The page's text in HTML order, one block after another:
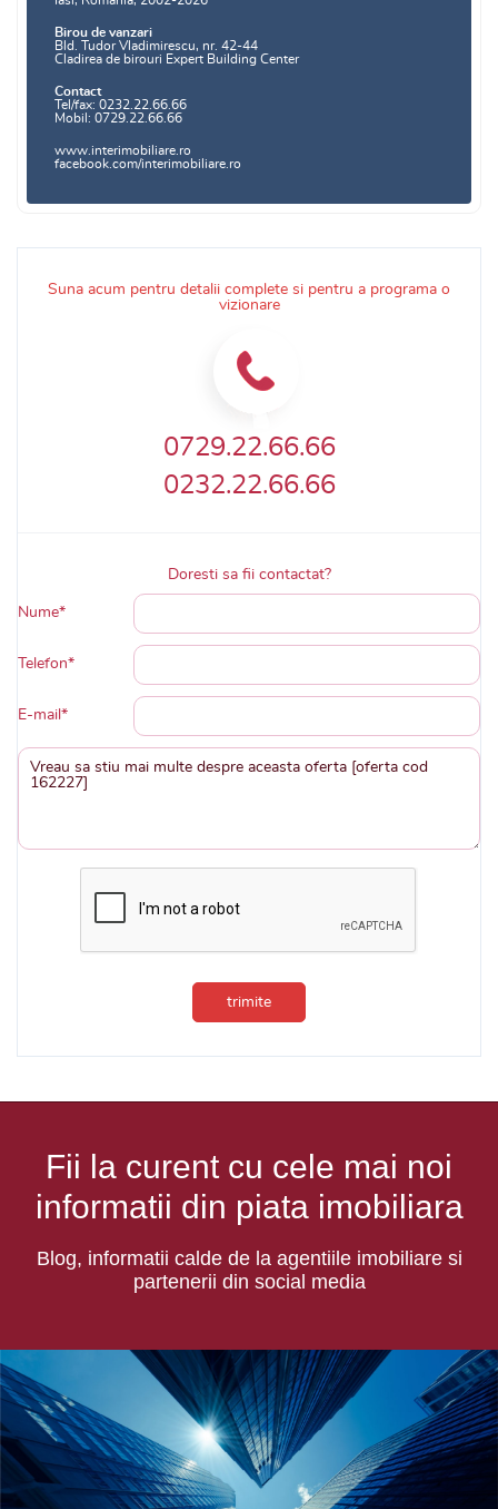
Suna acum pentru detalii complete si pentru a programa o
vizionare
0729.22.66.66
0232.22.66.66
Doresti sa fii contactat?
Nume*
Telefon*
E-mail*
trimite
Birou de vanzari
Bld. Tudor Vladimirescu, nr. 42-44
Cladirea de birouri Expert Building Center
Contact
Tel/fax: 0232.22.66.66
Mobil: 0729.22.66.66
www.interimobiliare.ro
facebook.com/interimobiliare.ro
Fii la curent cu cele mai noi
informatii din piata imobiliara
Blog, informatii calde de la agentiile imobiliare si
partenerii din social media